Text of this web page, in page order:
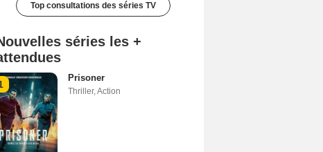
Top consultations des séries TV
séries les +
Prisoner
Thriller,Action